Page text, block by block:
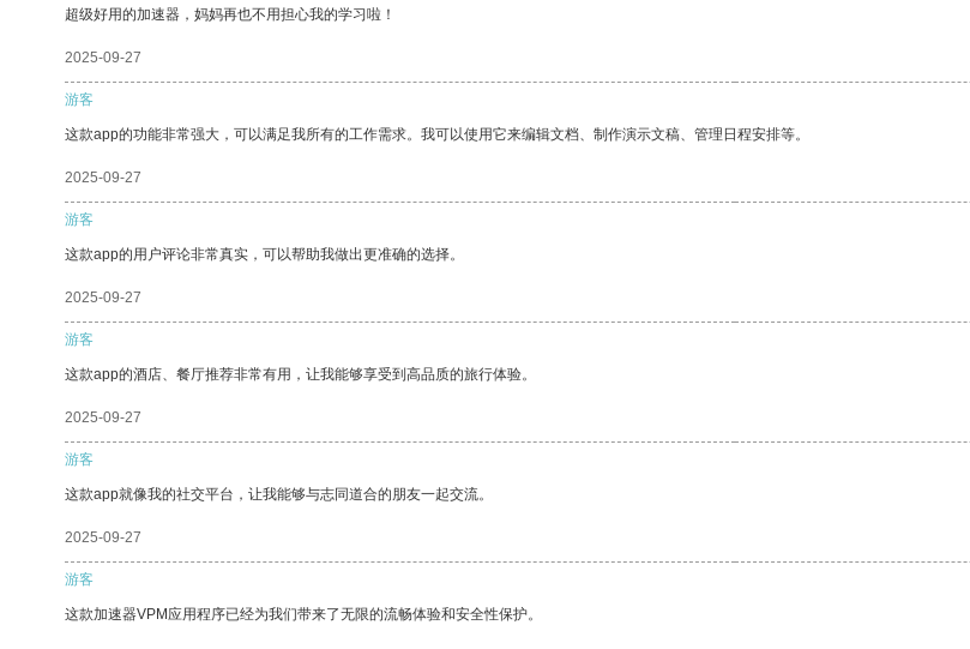
超级好用的加速器，妈妈再也不用担心我的学习啦！
2025-09-27
游客
这款app的功能非常强大，可以满足我所有的工作需求。我可以使用它来编辑文档、制作演示文稿、管理日程安排等。
2025-09-27
游客
这款app的用户评论非常真实，可以帮助我做出更准确的选择。
2025-09-27
游客
这款app的酒店、餐厅推荐非常有用，让我能够享受到高品质的旅行体验。
2025-09-27
游客
这款app就像我的社交平台，让我能够与志同道合的朋友一起交流。
2025-09-27
游客
这款加速器VPM应用程序已经为我们带来了无限的流畅体验和安全性保护。